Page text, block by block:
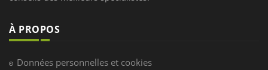
À PROPOS
Données personnelles et cookies